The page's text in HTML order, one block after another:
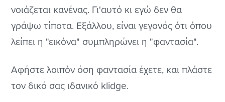
νοιάζεται κανένας. Γι'αυτό κι εγώ δεν θα
γράψω τίποτα. Εξάλλου, είναι γεγονός ότι όπου
λείπει η "εικόνα" συμπληρώνει η "φαντασία".
Αφήστε λοιπόν όση φαντασία έχετε, και πλάστε
τον δικό σας ιδανικό klidge.